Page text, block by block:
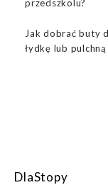
przedszkolu?
Jak dobrać buty
łydkę lub
DlaStopy